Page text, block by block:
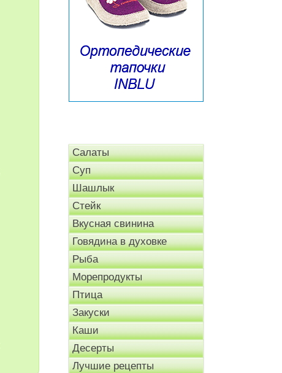
Салаты
Суп
Шашлык
Стейк
Вкусная свинина
Говядина в духовке
Рыба
Морепродукты
Птица
Закуски
Каши
Десерты
Лучшие рецепты